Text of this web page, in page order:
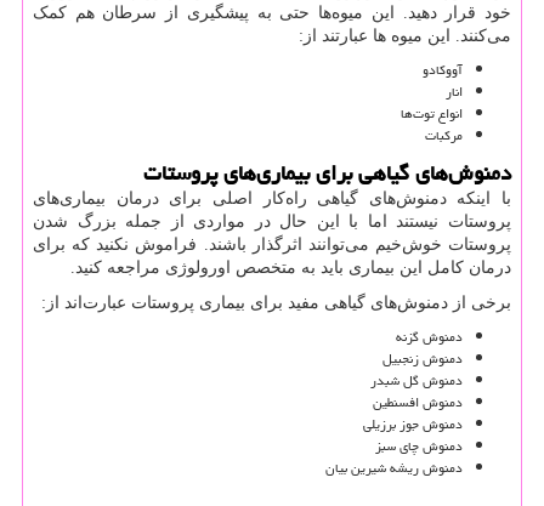
خود قرار دهید. این میوه‌ها حتی به پیشگیری از سرطان هم کمک
می‌کنند. این میوه ها عبارتند از:
آووکادو
انار
انواع توت‌ها
مرکبات
دمنوش‌های گیاهی برای بیماری‌های پروستات
با اینکه دمنوش‌های گیاهی راه‌کار اصلی برای درمان بیماری‌های
پروستات نیستند اما با این حال در مواردی از جمله بزرگ شدن
پروستات خوش‌خیم می‌توانند اثرگذار باشند. فراموش نکنید که برای
درمان کامل این بیماری باید به متخصص اورولوژی مراجعه کنید.
برخی از دمنوش‌های گیاهی مفید برای بیماری پروستات عبارت‌اند از:
دمنوش گزنه
دمنوش زنجبیل
دمنوش گل شبدر
دمنوش افسنطین
دمنوش جوز برزیلی
دمنوش چای سبز
دمنوش ریشه شیرین بیان